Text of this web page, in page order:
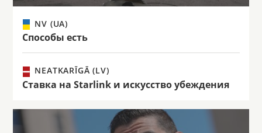
NV (UA)
Способы есть
NEATKARĪGĀ (LV)
Ставка на Starlink и искусство убеждения